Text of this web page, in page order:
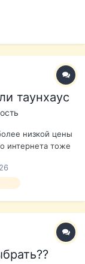
Много читали,
Валенсии до
таунхаус
низкой цены
интернета тоже
задорого свое
это и самому
26